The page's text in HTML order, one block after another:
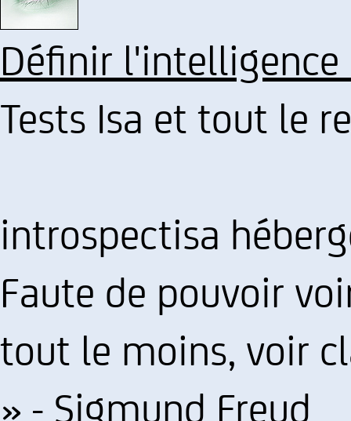
Définir
Tests Isa et tout le
introspectisa
Faute de pouvoir
tout le moins, voir
» - Sigmund Freud